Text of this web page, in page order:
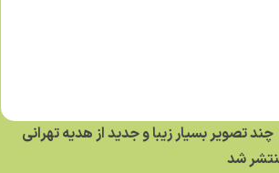
چند تصویر بسیار زیبا و جدید از هدیه تهرانی
شد